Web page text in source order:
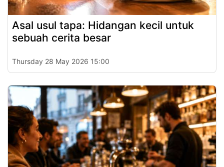
Asal usul tapa: Hidangan kecil untuk
sebuah cerita besar
Thursday 28 May 2026 15:00